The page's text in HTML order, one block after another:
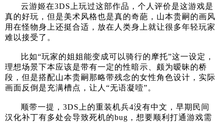
云游姬在3DS上玩过这部作品，个人评价是这游戏是
真的好玩，但是美术风格也是真的奇葩，山本贵嗣的画风
用在怪物身上还挺合适，放在人类身上就让很多年轻玩家
难以接受了。
比如“玩家的姐姐能变成可以骑行的摩托”这一设定，
理想场景下本应该是带有一定的性暗示、颇为暧昧的桥
段，但是搭配山本贵嗣那略带残念的女性角色设计，实际
画面反倒是充满槽点，让人“无语凝噎”。
顺带一提，3DS上的重装机兵4没有中文，早期民间
汉化补丁有多处会导致死机的bug，想要顺利打通游戏需